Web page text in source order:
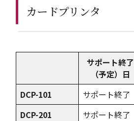
カードプリンタ
サポート終了
（予定）日
DCP-101
サポート終了
DCP-201
サポート終了